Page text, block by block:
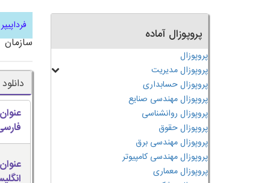
فرداپیپر
سازمان
عنوان
عنوان
پروپوزال آماده
پروپوزال
پروپوزال مدیریت
پروپوزال حسابداری
پروپوزال مهندسی صنایع
پروپوزال روانشناسی
پروپوزال حقوق
پروپوزال مهندسی برق
پروپوزال مهندسی کامپیوتر
پروپوزال معماری